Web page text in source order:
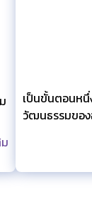
เป็นขั้นตอนหนึ่
วัฒนธรรมขอ